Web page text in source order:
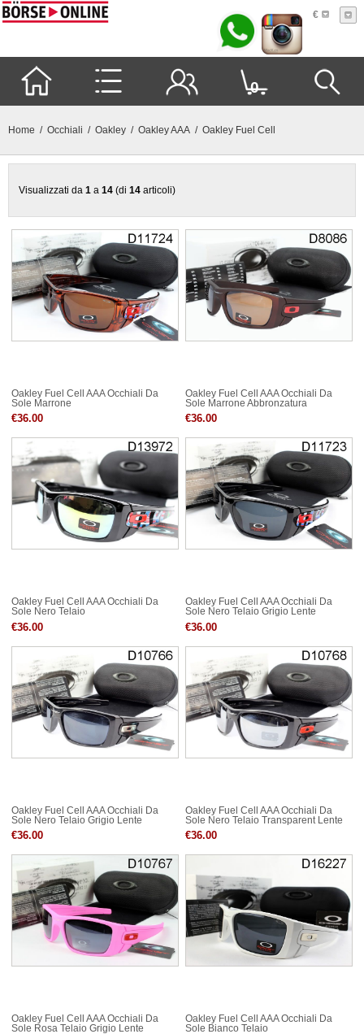
€
0
Home / Occhiali / Oakley / Oakley AAA / Oakley Fuel Cell
Visualizzati da 1 a 14 (di 14 articoli)
Oakley Fuel Cell AAA Occhiali Da
Sole Marrone
€36.00
Oakley Fuel Cell AAA Occhiali Da
Sole Marrone Abbronzatura
€36.00
Oakley Fuel Cell AAA Occhiali Da
Sole Nero Telaio
€36.00
Oakley Fuel Cell AAA Occhiali Da
Sole Nero Telaio Grigio Lente
€36.00
Oakley Fuel Cell AAA Occhiali Da
Sole Nero Telaio Grigio Lente
€36.00
Oakley Fuel Cell AAA Occhiali Da
Sole Nero Telaio Transparent Lente
€36.00
Oakley Fuel Cell AAA Occhiali Da
Sole Rosa Telaio Grigio Lente
Oakley Fuel Cell AAA Occhiali Da
Sole Bianco Telaio